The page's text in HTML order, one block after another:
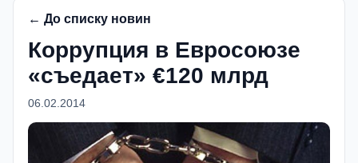
← До списку новин
Коррупция в Евросоюзе
«съедает» €120 млрд
06.02.2014